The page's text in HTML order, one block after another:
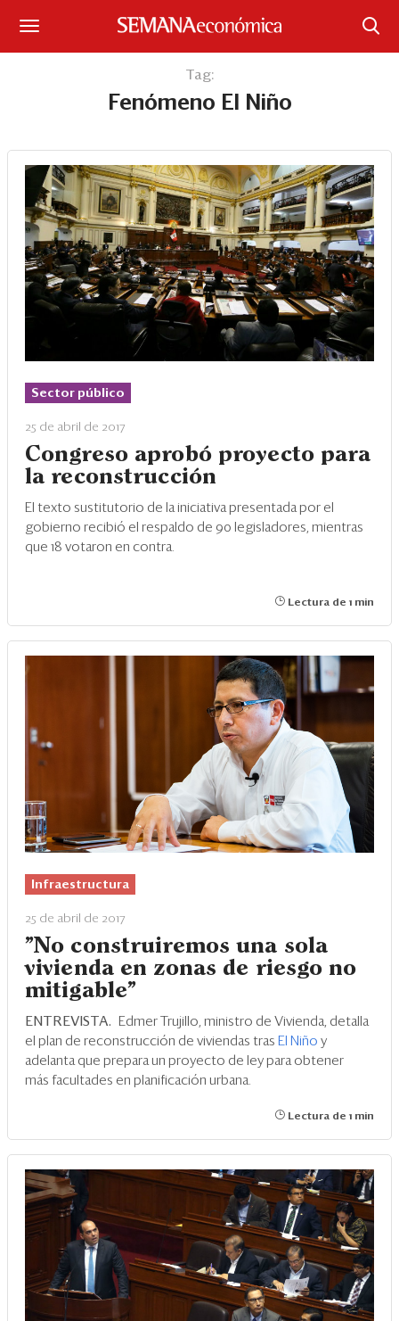
Iniciar sesión
Portada
¿Qué está pasando?
Sectores y Empresas
Management
Economía y Finanzas
Legal y Política
Eventos
Ranking CEO
Edición Impresa
Tag:
Fenómeno El Niño
Sector público
25 de abril de 2017
Congreso aprobó proyecto para
la reconstrucción
El texto sustitutorio de la iniciativa presentada por el
gobierno recibió el respaldo de 90 legisladores, mientras
que 18 votaron en contra.
Lectura de 1 min
Infraestructura
25 de abril de 2017
"No construiremos una sola
vivienda en zonas de riesgo no
mitigable"
ENTREVISTA.
Edmer Trujillo, ministro de Vivienda, detalla
el plan de reconstrucción de viviendas tras El Niño y
adelanta que prepara un proyecto de ley para obtener
más facultades en planificación urbana.
Lectura de 1 min